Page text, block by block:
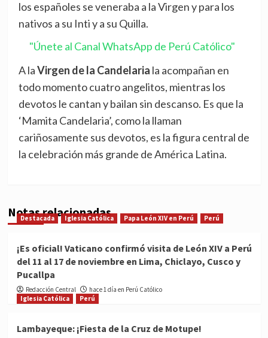
los españoles se veneraba a la Virgen y para los
nativos a su Inti y a su Quilla.
"Únete al Canal WhatsApp de Perú Católico"
A laVirgen de la Candelaria la acompañan en
todo momento cuatro angelitos, mientras los
devotos le cantan y bailan sin descanso. Es que la
‘Mamita Candelaria’, como la llaman
cariñosamente sus devotos, es la figura central de
la celebración más grande de América Latina.
Notas relacionadas
Destacada Iglesia Católica Papa León XIV en Perú Perú
¡Es oficial! Vaticano confirmó visita de León XIV a Perú
del 11 al 17 de noviembre en Lima, Chiclayo, Cusco y
Pucallpa
Redacción Central
hace 1 día en Perú Católico
Iglesia Católica
Perú
Lambayeque: ¡Fiesta de la Cruz de Motupe!